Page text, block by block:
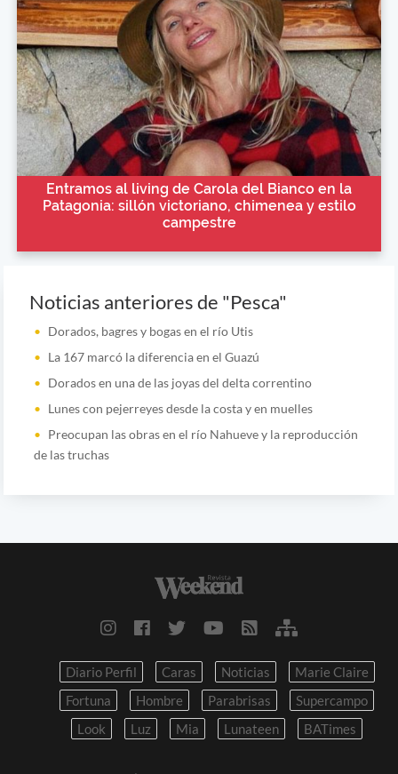
Entramos al living de Carola del Bianco en la
Patagonia: sillón victoriano, chimenea y estilo
campestre
Noticias anteriores de "Pesca"
Dorados, bagres y bogas en el río Utis
La 167 marcó la diferencia en el Guazú
Dorados en una de las joyas del delta correntino
Lunes con pejerreyes desde la costa y en muelles
Preocupan las obras en el río Nahueve y la reproducción
de las truchas
Diario Perfil Caras Noticias
Marie Claire
Fortuna
Hombre Parabrisas
Supercampo
Look
Luz Mia Lunateen BATimes